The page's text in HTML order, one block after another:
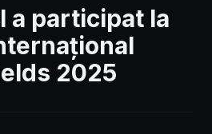
a participat la
2025